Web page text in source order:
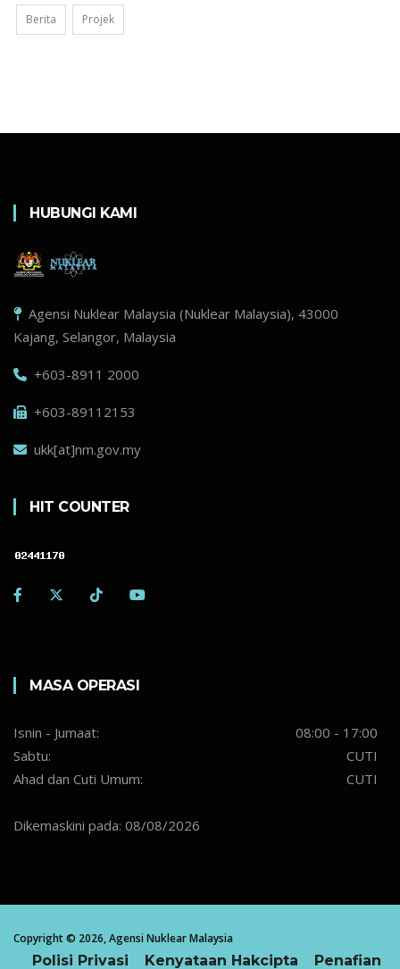
Berita Projek
HUBUNGI KAMI
Agensi Nuklear Malaysia (Nuklear Malaysia), 43000
Kajang, Selangor, Malaysia
+603-8911 2000
+603-89112153
ukk[at]nm.gov.my
HIT COUNTER
MASA OPERASI
Isnin - Jumaat:
08:00 - 17:00
Sabtu:
CUTI
Ahad dan Cuti Umum:
CUTI
Dikemaskini pada: 08/08/2026
Copyright © 2026,Agensi Nuklear Malaysia
Polisi Privasi Kenyataan Hakcipta Penafian